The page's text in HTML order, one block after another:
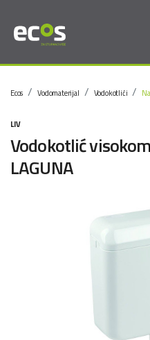
Ecos Vodomaterijal Vodokotlići
LIV
Vodokotlić
LAGUNA